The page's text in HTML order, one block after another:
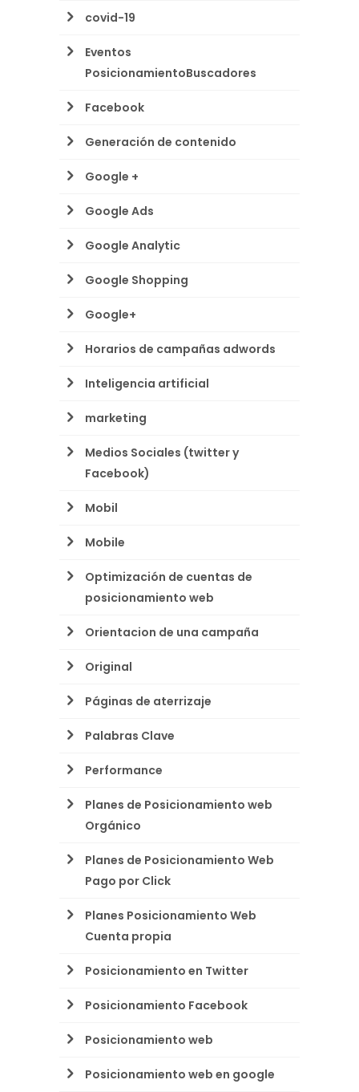
covid-19
Eventos
PosicionamientoBuscadores
Facebook
Generación de contenido
Google +
Google Ads
Google Analytic
Google Shopping
Google+
Horarios de campañas adwords
Inteligencia artificial
marketing
Medios Sociales (twitter y
Facebook)
Mobil
Mobile
Optimización de cuentas de
posicionamiento web
Orientacion de una campaña
Original
Páginas de aterrizaje
Palabras Clave
Performance
Planes de Posicionamiento web
Orgánico
Planes de Posicionamiento Web
Pago por Click
Planes Posicionamiento Web
Cuenta propia
Posicionamiento en Twitter
Posicionamiento Facebook
Posicionamiento web
Posicionamiento web en google